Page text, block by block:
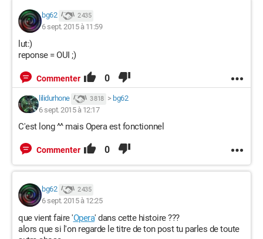
bg62 2 435
6 sept. 2015 à 11:59
lut:)
reponse = OUI ;)
Commenter 0
lilidurhone 3 818 > bg62
6 sept. 2015 à 12:17
C'est long ^^ mais Opera est fonctionnel
Commenter 0
bg62 2 435
6 sept. 2015 à 12:25
que vient faire 'Opera' dans cette histoire ???
alors que si l'on regarde le titre de ton post tu parles de toute